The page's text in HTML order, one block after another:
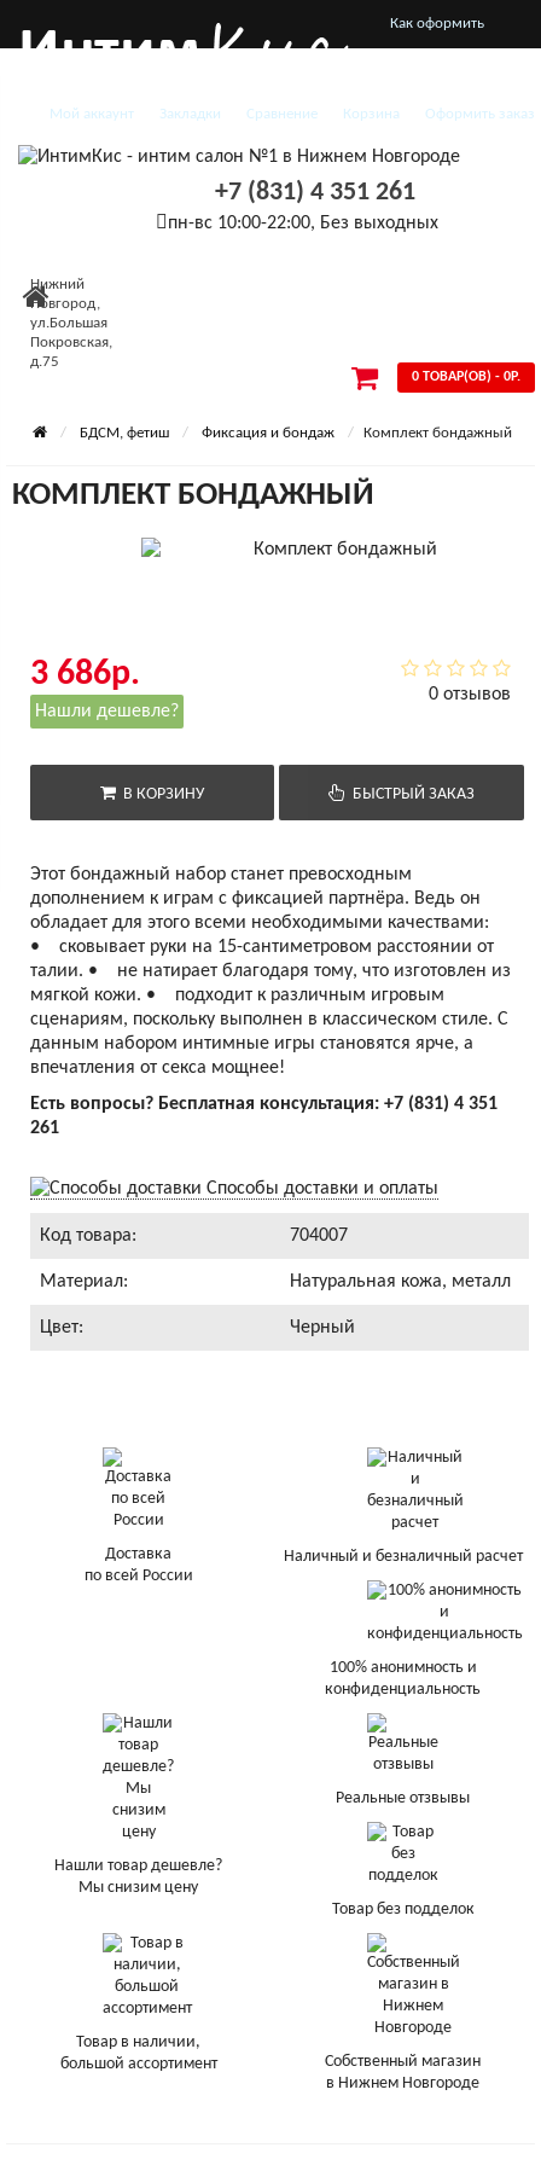
Как оформить
О нас
Доставка и оплата
Конфиденциальность
Мой аккаунт Закладки Сравнение Корзина Оформить заказ
+7 (831) 4 351 261
пн-вс 10:00-22:00, Без выходных
Нижний
Новгород,
ул.Большая
Покровская,
д.75
0 ТОВАР(ОВ) - 0Р.
БДСМ, фетиш Фиксация и бондаж Комплект бондажный
КОМПЛЕКТ БОНДАЖНЫЙ
0 отзывов
3 686р.
Нашли дешевле?
В КОРЗИНУ БЫСТРЫЙ ЗАКАЗ
Этот бондажный набор станет превосходным
дополнением к играм с фиксацией партнёра. Ведь он
обладает для этого всеми необходимыми качествами:
• сковывает руки на 15-сантиметровом расстоянии от
талии. • не натирает благодаря тому, что изготовлен из
мягкой кожи. • подходит к различным игровым
сценариям, поскольку выполнен в классическом стиле. С
данным набором интимные игры становятся ярче, а
впечатления от секса мощнее!
Есть вопросы? Бесплатная консультация: +7 (831) 4 351
261
Способы доставки и оплаты
Код товара: 704007
Материал: Натуральная кожа, металл
Цвет: Черный
Доставка
по всей России
Наличный и безналичный расчет
100% анонимность и
конфиденциальность
Нашли товар дешевле?
Мы снизим цену
Реальные отзвывы
Товар без подделок
Товар в наличии,
большой ассортимент
Собственный магазин
в Нижнем Новгороде